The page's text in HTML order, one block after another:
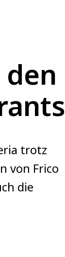
trotz
von Frico
die